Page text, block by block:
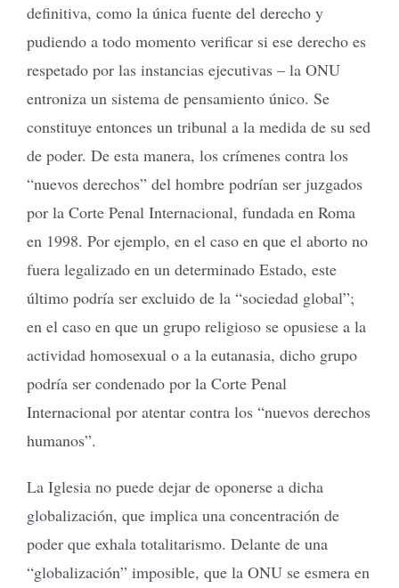
definitiva, como la única fuente del derecho y
pudiendo a todo momento verificar si ese derecho es
respetado por las instancias ejecutivas – la ONU
entroniza un sistema de pensamiento único. Se
constituye entonces un tribunal a la medida de su sed
de poder. De esta manera, los crímenes contra los
“nuevos derechos” del hombre podrían ser juzgados
por la Corte Penal Internacional, fundada en Roma
en 1998. Por ejemplo, en el caso en que el aborto no
fuera legalizado en un determinado Estado, este
último podría ser excluido de la “sociedad global”;
en el caso en que un grupo religioso se opusiese a la
actividad homosexual o a la eutanasia, dicho grupo
podría ser condenado por la Corte Penal
Internacional por atentar contra los “nuevos derechos
humanos”.
La Iglesia no puede dejar de oponerse a dicha
globalización, que implica una concentración de
poder que exhala totalitarismo. Delante de una
“globalización” imposible, que la ONU se esmera en